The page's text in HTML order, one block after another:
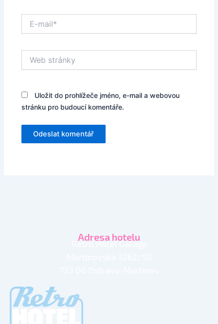
mail*
stránky
Uložit do prohlížeče jméno, e-mail a webovou
stránku pro budoucí komentáře.
Adresa hotelu
Retro Hotel Garage